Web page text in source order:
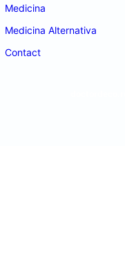
Medicina
Medicina Alternativa
Contact